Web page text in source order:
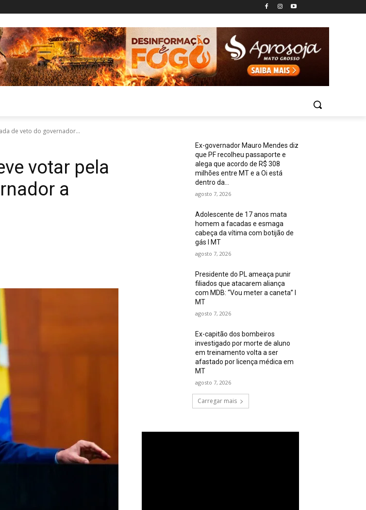
de veto do governador...
votar pela
a
Ex-governador Mauro Mendes diz
que PF recolheu passaporte e
alega que acordo de R$ 308
milhões entre MT e a Oi está
dentro da...
agosto 7, 2026
Adolescente de 17 anos mata
homem a facadas e esmaga
cabeça da vítima com botijão de
gás I MT
agosto 7, 2026
Presidente do PL ameaça punir
filiados que atacarem aliança
com MDB: “Vou meter a caneta” I
MT
agosto 7, 2026
Ex-capitão dos bombeiros
investigado por morte de aluno
em treinamento volta a ser
afastado por licença médica em
MT
agosto 7, 2026
Carregar mais